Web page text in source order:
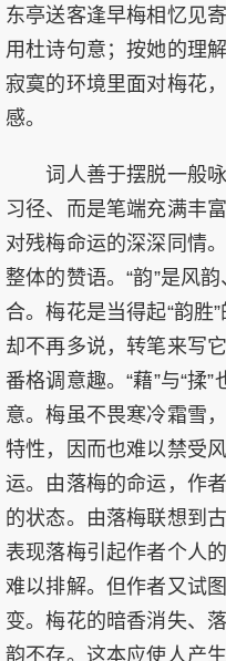
东亭送客逢早梅相忆见
用杜诗句意；按她的理
寂寞的环境里面对梅花
感。
词人善于摆脱一般咏
习径、而是笔端充满丰
对残梅命运的深深同情
整体的赞语。“韵”是风
合。梅花是当得起“韵胜
却不再多说，转笔来写
番格调意趣。“藉”与“揉
意。梅虽不畏寒冷霜雪
特性，因而也难以禁受
运。由落梅的命运，作
的状态。由落梅联想到
表现落梅引起作者个人
难以排解。但作者又试
变。梅花的暗香消失、
韵不存。这本应使人产